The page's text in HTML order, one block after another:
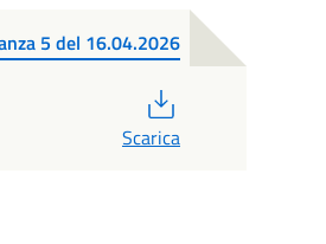
5 del 16.04.2026
Scarica